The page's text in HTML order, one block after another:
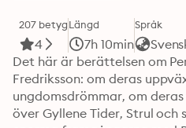
207 betyg
4
Längd
7h 10min
Språk
Det här är berättelsen om
Fredriksson: om deras
ungdomsdrömmar, om
över Gyllene Tider, Strul